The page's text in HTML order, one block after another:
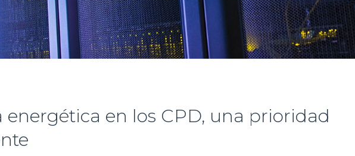
energética en los CPD, una prioridad